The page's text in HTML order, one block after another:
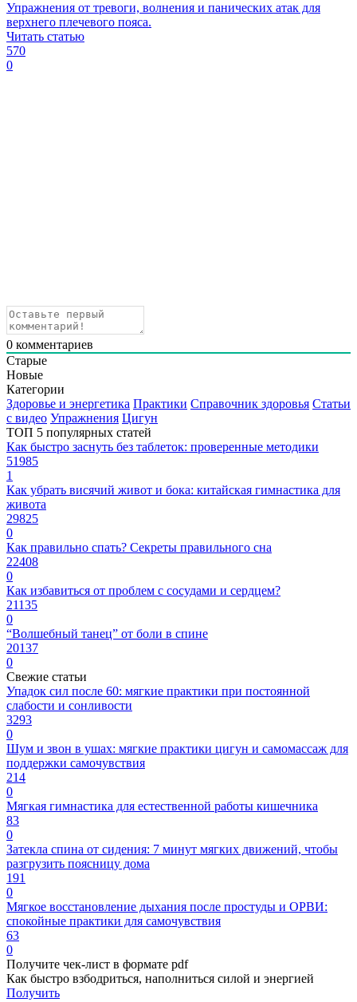
Упражнения от тревоги, волнения и панических атак для
верхнего плечевого пояса.
Читать статью
570
0
0 комментариев
Старые
Новые
Категории
Здоровье и энергетика Практики Справочник здоровья Статьи
с видео Упражнения Цигун
ТОП 5 популярных статей
Как быстро заснуть без таблеток: проверенные методики
51985
1
Как убрать висячий живот и бока: китайская гимнастика для
живота
29825
0
Как правильно спать? Секреты правильного сна
22408
0
Как избавиться от проблем с сосудами и сердцем?
21135
0
“Волшебный танец” от боли в спине
20137
0
Свежие статьи
Упадок сил после 60: мягкие практики при постоянной
слабости и сонливости
3293
0
Шум и звон в ушах: мягкие практики цигун и самомассаж для
поддержки самочувствия
214
0
Мягкая гимнастика для естественной работы кишечника
83
0
Затекла спина от сидения: 7 минут мягких движений, чтобы
разгрузить поясницу дома
191
0
Мягкое восстановление дыхания после простуды и ОРВИ:
спокойные практики для самочувствия
63
0
Получите чек-лист в формате pdf
Как быстро взбодриться, наполниться силой и энергией
Получить